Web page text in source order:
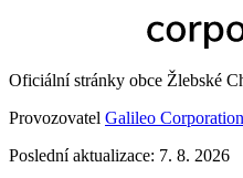
Oficiální stránky obce Žlebské
Provozovatel Galileo
Poslední aktualizace: 7. 8. 2026